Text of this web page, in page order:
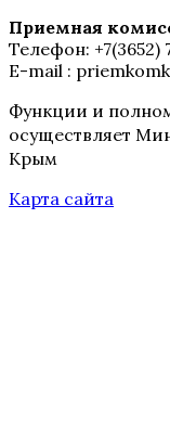
Приемная
Телефон: +7(3652)
E-mail :
Функции и
осуществляет
Крым
Карта сайта